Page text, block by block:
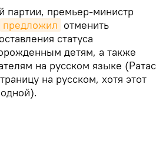
партии, премьер-министр
предложил отменить
статуса
детям, а также
на русском языке (Ратас
на русском, хотя этот